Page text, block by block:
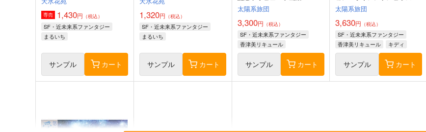
専売 1,430円 （税込）
SF・近未来系ファンタジー
まるいち
サンプル カート
1,320円 （税込）
SF・近未来系ファンタジー
まるいち
サンプル カート
太陽系旅団
3,300円 （税込）
SF・近未来系ファンタジー
香津美リキュール
サンプル カート
03 キディ編
太陽系旅団
3,630円 （税込）
SF・近未来系ファンタジー
香津美リキュール
キディ
サンプル カート